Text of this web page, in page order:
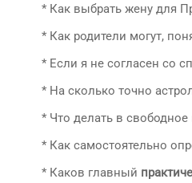
* Как выбрать жену для
* Как родители могут,
* Если я не согласен со
* На сколько точно
* Что делать в
* Как самостоятельно
* Каков главный